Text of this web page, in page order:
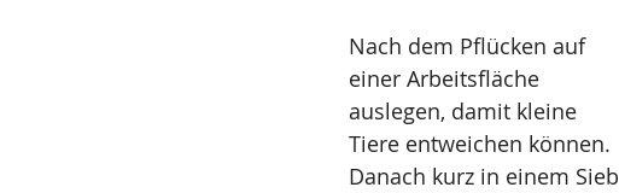
Nach dem Pflücken auf
einer Arbeitsfläche
auslegen, damit kleine
Tiere entweichen können.
Danach kurz in einem Sieb